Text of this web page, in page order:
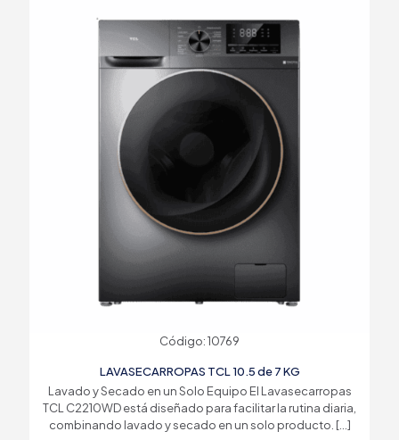
Código: 10769
LAVASECARROPAS TCL 10.5 de 7 KG
Lavado y Secado en un Solo Equipo El Lavasecarropas
TCL C2210WD está diseñado para facilitar la rutina diaria,
combinando lavado y secado en un solo producto. […]